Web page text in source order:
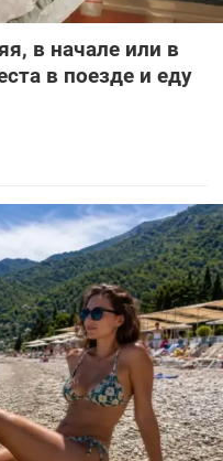
в начале или в
в поезде и еду